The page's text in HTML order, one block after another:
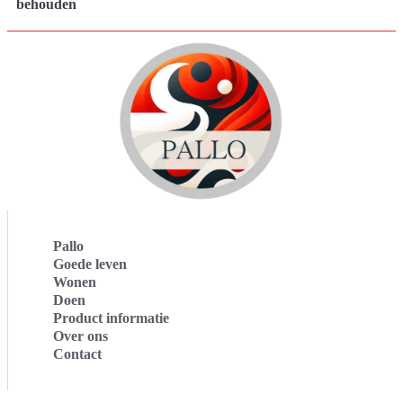
behouden
Pallo
Goede leven
Wonen
Doen
Product informatie
Over ons
Contact